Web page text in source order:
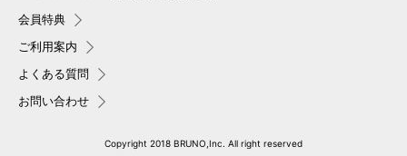
会員特典
ご利用案内
よくある質問
お問い合わせ
Copyright 2018 BRUNO,Inc. All right reserved